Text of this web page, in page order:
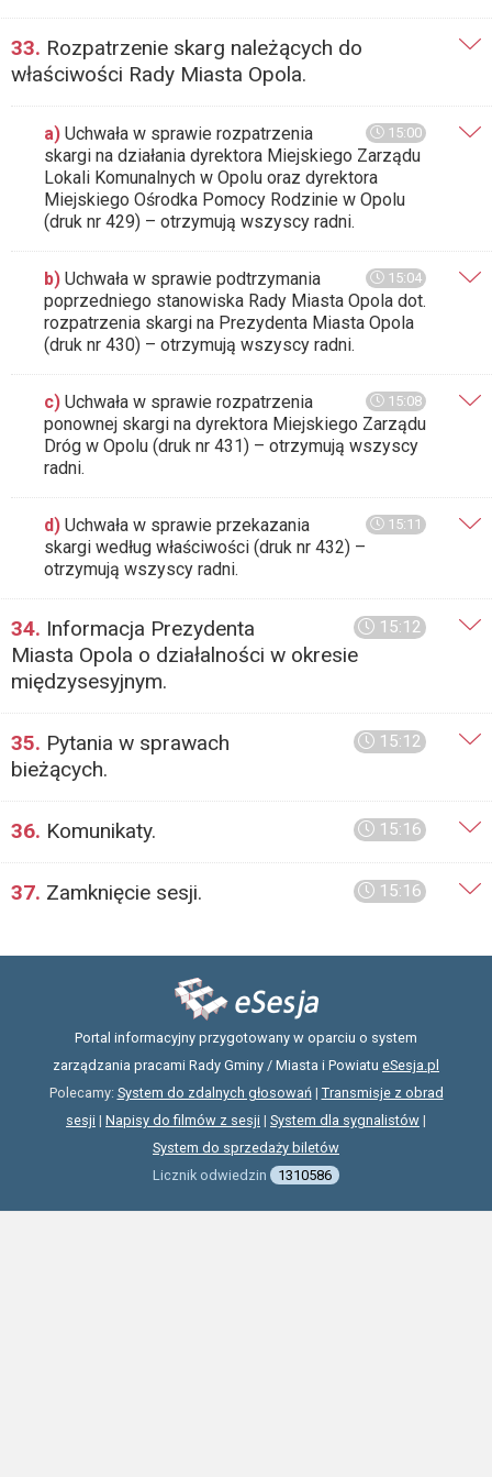
33. Rozpatrzenie skarg należących do
właściwości Rady Miasta Opola.
15:00
a) Uchwała w sprawie rozpatrzenia
skargi na działania dyrektora Miejskiego Zarządu
Lokali Komunalnych w Opolu oraz dyrektora
Miejskiego Ośrodka Pomocy Rodzinie w Opolu
(druk nr 429) – otrzymują wszyscy radni.
15:04
b) Uchwała w sprawie podtrzymania
poprzedniego stanowiska Rady Miasta Opola dot.
rozpatrzenia skargi na Prezydenta Miasta Opola
(druk nr 430) – otrzymują wszyscy radni.
15:08
c) Uchwała w sprawie rozpatrzenia
ponownej skargi na dyrektora Miejskiego Zarządu
Dróg w Opolu (druk nr 431) – otrzymują wszyscy
radni.
15:11
d) Uchwała w sprawie przekazania
skargi według właściwości (druk nr 432) –
otrzymują wszyscy radni.
15:12
34. Informacja Prezydenta
Miasta Opola o działalności w okresie
międzysesyjnym.
15:12
35. Pytania w sprawach
bieżących.
15:16
36. Komunikaty.
15:16
37. Zamknięcie sesji.
Portal informacyjny przygotowany w oparciu o system
zarządzania pracami Rady Gminy / Miasta i Powiatu eSesja.pl
Polecamy: System do zdalnych głosowań| Transmisje z obrad
sesji | Napisy do filmów z sesji | System dla sygnalistów |
System do sprzedaży biletów
Licznik odwiedzin
1310586